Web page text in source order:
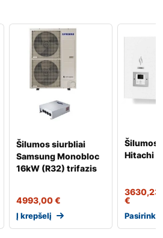
Šilumos siurbliai
Samsung Monobloc
16kW (R32) trifazis
4993,00€
Į krepšelį
Šilumos
Hitachi
3630,23
€
Pasirinkti